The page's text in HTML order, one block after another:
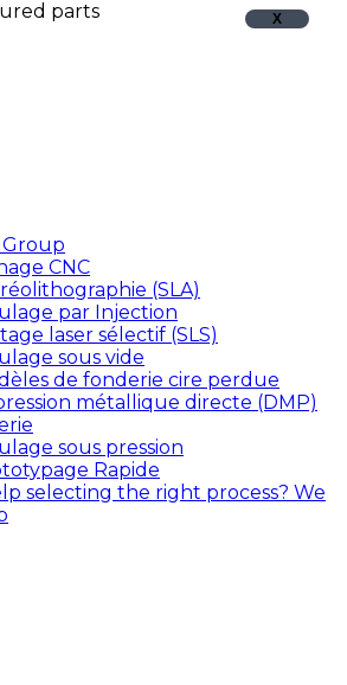
Group
CNC
(SLA)
par Injection
laser sélectif (SLS)
sous vide
de fonderie cire perdue
métallique directe (DMP)
sous pression
Rapide
selecting the right process? We
X